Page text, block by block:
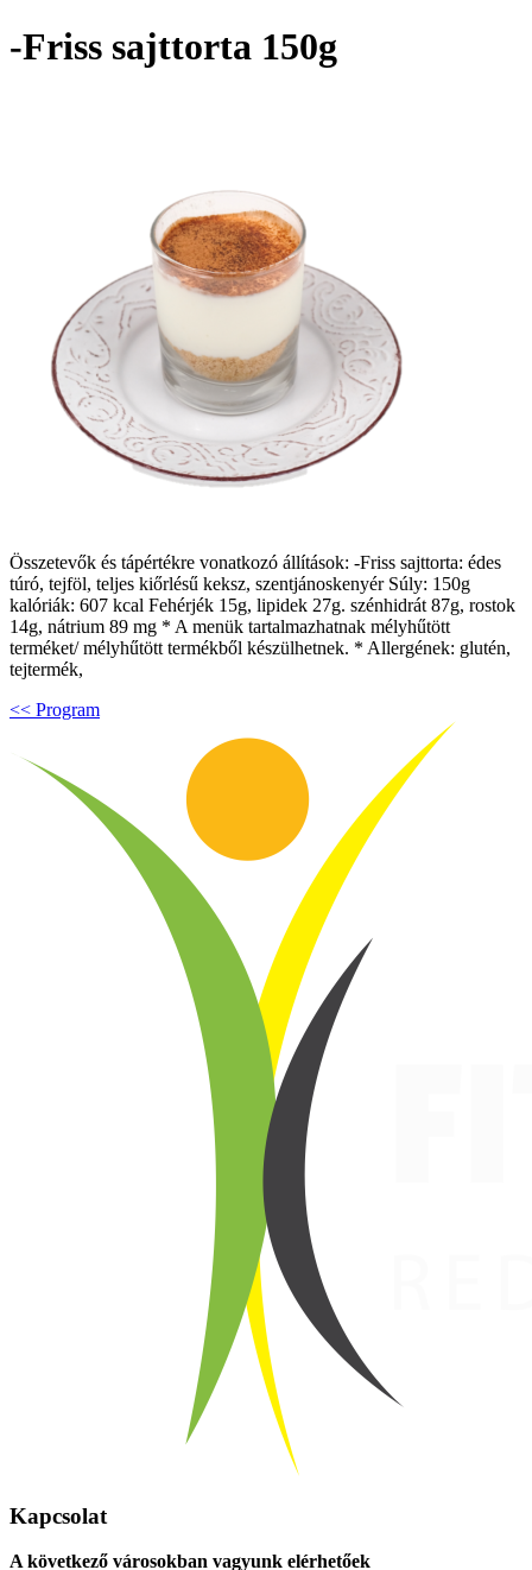
-Friss sajttorta 150g
Összetevők és tápértékre vonatkozó állítások: -Friss sajttorta: édes
túró, tejföl, teljes kiőrlésű keksz, szentjánoskenyér Súly: 150g
kalóriák: 607 kcal Fehérjék 15g, lipidek 27g. szénhidrát 87g, rostok
14g, nátrium 89 mg * A menük tartalmazhatnak mélyhűtött
terméket/ mélyhűtött termékből készülhetnek. * Allergének: glutén,
tejtermék,
<< Program
Kapcsolat
A következő városokban vagyunk elérhetőek